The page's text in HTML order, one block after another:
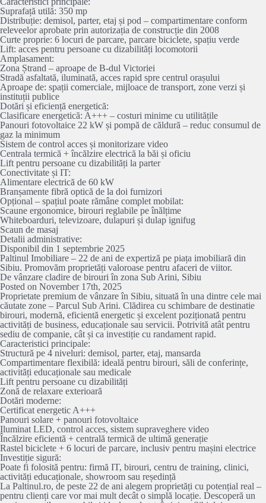
Suprafață utilă: 350 mp
Distribuție: demisol, parter, etaj și pod – compartimentare conform
releveelor aprobate prin autorizația de construcție din 2008
Curte proprie: 6 locuri de parcare, parcare biciclete, spațiu verde
Lift: acces pentru persoane cu dizabilități locomotorii
Amplasament:
Zona Ștrand – aproape de B-dul Victoriei
Stradă asfaltată, iluminată, acces rapid spre centrul orașului
Aproape de: spații comerciale, mijloace de transport, zone verzi și
instituții publice
Dotări și eficiență energetică:
Clasificare energetică: A+++ – costuri minime cu utilitățile
Panouri fotovoltaice 22 kW și pompă de căldură – reduc consumul de
gaz la minimum
Sistem de control acces și monitorizare video
Centrala termică + încălzire electrică la băi și oficiu
Lift pentru persoane cu dizabilități la parter
Conectivitate și IT:
Alimentare electrică de 60 kW
Branșamente fibră optică de la doi furnizori
Opțional – spațiul poate rămâne complet mobilat:
Scaune ergonomice, birouri reglabile pe înălțime
Whiteboarduri, televizoare, dulapuri și dulap ignifug
Scaun de masaj
Detalii administrative:
Disponibil din 1 septembrie 2025
Paltinul Imobiliare – 22 de ani de expertiză pe piața imobiliară din
Sibiu. Promovăm proprietăți valoroase pentru afaceri de viitor.
De vânzare cladire de birouri în zona Sub Arini, Sibiu
Posted on November 17th, 2025
Proprietate premium de vânzare în Sibiu, situată în una dintre cele mai
căutate zone – Parcul Sub Arini. Clădirea cu schimbare de destinatie
birouri, modernă, eficientă energetic și excelent poziționată pentru
activități de business, educaționale sau servicii. Potrivită atât pentru
sediu de companie, cât și ca investiție cu randament rapid.
Caracteristici principale:
Structură pe 4 niveluri: demisol, parter, etaj, mansarda
Compartimentare flexibilă: ideală pentru birouri, săli de conferințe,
activități educaționale sau medicale
Lift pentru persoane cu dizabilități
Zonă de relaxare exterioară
Dotări moderne:
Certificat energetic A+++
Panouri solare + panouri fotovoltaice
Iluminat LED, control acces, sistem supraveghere video
Încălzire eficientă + centrală termică de ultimă generație
Rastel biciclete + 6 locuri de parcare, inclusiv pentru mașini electrice
Investiție sigură:
Poate fi folosită pentru: firmă IT, birouri, centru de training, clinici,
activități educaționale, showroom sau reședință
La Paltinul.ro, de peste 22 de ani alegem proprietăți cu potențial real –
pentru clienți care vor mai mult decât o simplă locație. Descoperă un